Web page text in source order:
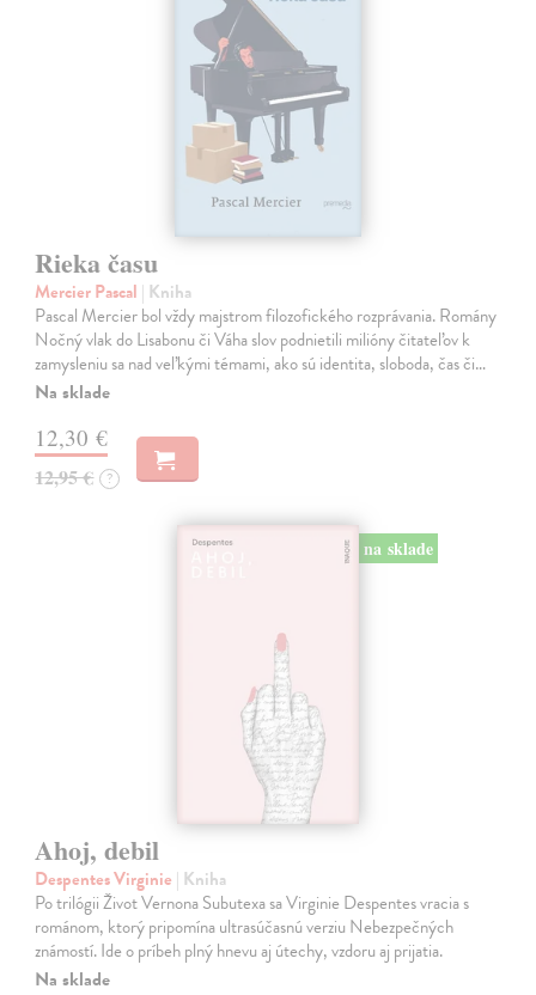
Rieka času
Mercier Pascal | Kniha
Pascal Mercier bol vždy majstrom filozofického rozprávania. Romány
Nočný vlak do Lisabonu či Váha slov podnietili milióny čitateľov k
zamysleniu sa nad veľkými témami, ako sú identita, sloboda, čas či…
Na sklade
12,30 €
12,95 € ?
na sklade
Ahoj, debil
Despentes Virginie | Kniha
Po trilógii Život Vernona Subutexa sa Virginie Despentes vracia s
románom, ktorý pripomína ultrasúčasnú verziu Nebezpečných
známostí. Ide o príbeh plný hnevu aj útechy, vzdoru aj prijatia.
Na sklade